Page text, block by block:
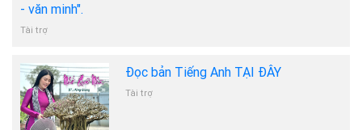
- văn minh".
Tài trợ
Đọc bản Tiếng Anh TẠI ĐÂY
Tài trợ